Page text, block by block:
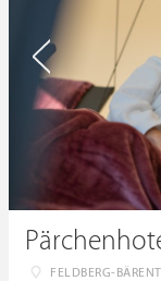
FELDBERG-